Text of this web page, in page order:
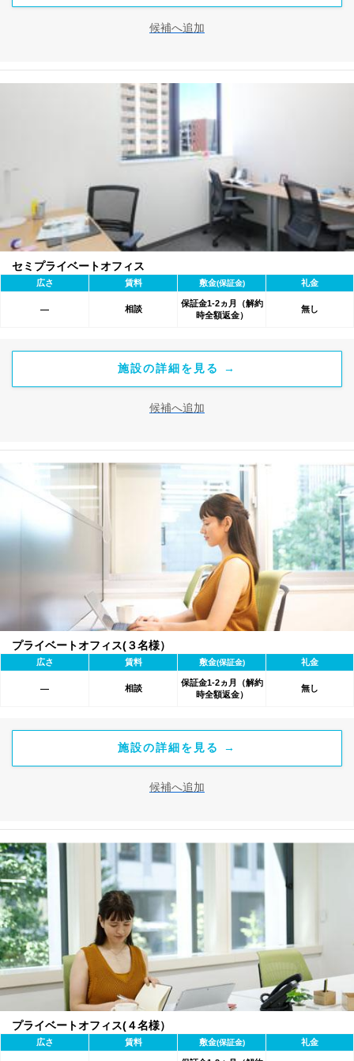
候補へ追加
セミプライベートオフィス
広さ 賃料 敷金(保証金) 礼金
― 相談
保証金1-2ヵ月（解約
時全額返金）
無し
施設の詳細を見る →
候補へ追加
プライベートオフィス(３名様）
広さ 賃料 敷金(保証金) 礼金
― 相談
保証金1-2ヵ月（解約
時全額返金）
無し
施設の詳細を見る →
候補へ追加
プライベートオフィス(４名様）
広さ 賃料 敷金(保証金) 礼金